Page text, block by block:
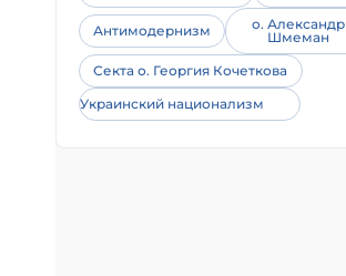
Антимодернизм
о. Александр
Шмеман
Секта о. Георгия Кочеткова
Украинский национализм